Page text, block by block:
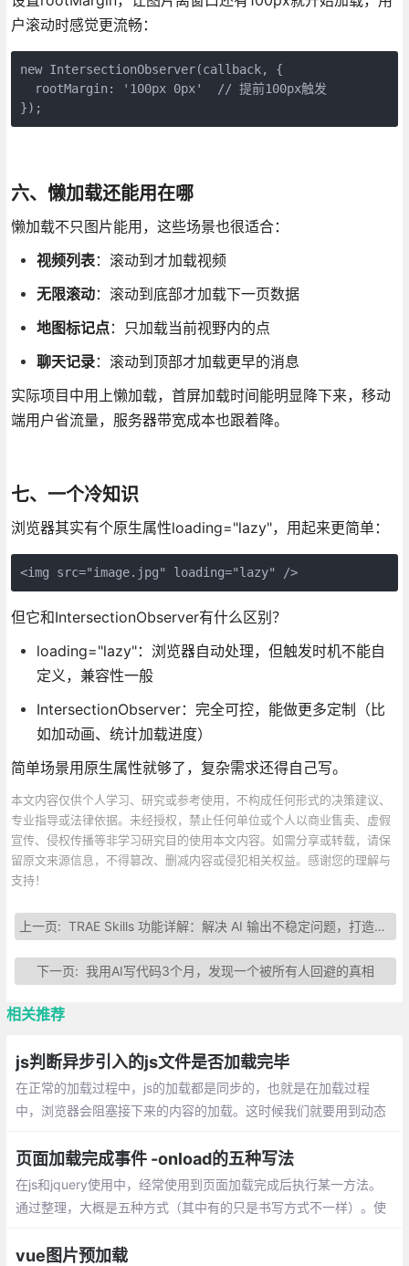
户滚动时感觉更流畅：
new IntersectionObserver(callback, {
  rootMargin: '100px 0px'  // 提前100px触发
});
六、懒加载还能用在哪
懒加载不只图片能用，这些场景也很适合：
视频列表：滚动到才加载视频
无限滚动：滚动到底部才加载下一页数据
地图标记点：只加载当前视野内的点
聊天记录：滚动到顶部才加载更早的消息
实际项目中用上懒加载，首屏加载时间能明显降下来，移动
端用户省流量，服务器带宽成本也跟着降。
七、一个冷知识
浏览器其实有个原生属性loading="lazy"，用起来更简单：
<img src="image.jpg" loading="lazy" />
但它和IntersectionObserver有什么区别？
loading="lazy"：浏览器自动处理，但触发时机不能自
定义，兼容性一般
IntersectionObserver：完全可控，能做更多定制（比
如加动画、统计加载进度）
简单场景用原生属性就够了，复杂需求还得自己写。
本文内容仅供个人学习、研究或参考使用，不构成任何形式的决策建议、
专业指导或法律依据。未经授权，禁止任何单位或个人以商业售卖、虚假
宣传、侵权传播等非学习研究目的使用本文内容。如需分享或转载，请保
留原文来源信息，不得篡改、删减内容或侵犯相关权益。感谢您的理解与
支持！
上一页:TRAE Skills 功能详解：解决 AI 输出不稳定问题，打造专属技能包
下一页: 我用AI写代码3个月，发现一个被所有人回避的真相
相关推荐
js判断异步引入的js文件是否加载完毕
在正常的加载过程中，js的加载都是同步的，也就是在加载过程
中，浏览器会阻塞接下来的内容的加载。这时候我们就要用到动态
s文件里的东西
页面加载完成事件 -onload的五种写法
在js和jquery使用中，经常使用到页面加载完成后执行某一方法。
通过整理，大概是五种方式（其中有的只是书写方式不一样）。使
vue图片预加载